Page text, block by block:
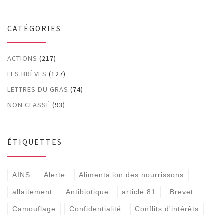
CATÉGORIES
ACTIONS (217)
LES BRÈVES (127)
LETTRES DU GRAS (74)
NON CLASSÉ (93)
ÉTIQUETTES
AINS Alerte Alimentation des nourrissons
allaitement Antibiotique article 81 Brevet
Camouflage Confidentialité Conflits d'intérêts